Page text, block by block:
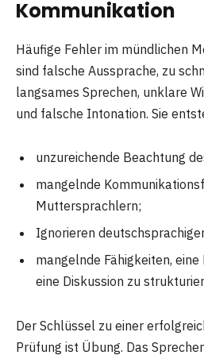
Kommunikation
Häufige Fehler im mündlichen
sind falsche Aussprache, zu
langsames Sprechen, unklare
und falsche Intonation. Sie
unzureichende Beachtung
mangelnde
Muttersprachlern;
Ignorieren
mangelnde Fähigkeiten, eine
eine Diskussion zu
Der Schlüssel zu einer
Prüfung ist Übung. Das